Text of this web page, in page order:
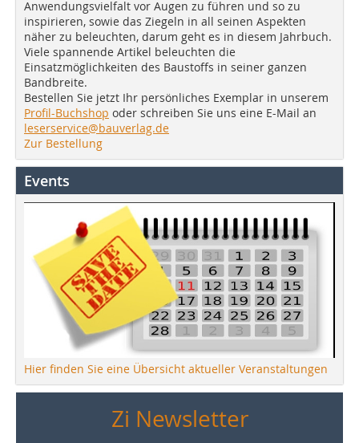
Anwendungsvielfalt vor Augen zu führen und so zu
inspirieren, sowie das Ziegeln in all seinen Aspekten
näher zu beleuchten, darum geht es in diesem Jahrbuch.
Viele spannende Artikel beleuchten die
Einsatzmöglichkeiten des Baustoffs in seiner ganzen
Bandbreite.
Bestellen Sie jetzt Ihr persönliches Exemplar in unserem
Profil-Buchshop oder schreiben Sie uns eine E-Mail an
leserservice@bauverlag.de
Zur Bestellung
Events
Hier finden Sie eine Übersicht aktueller Veranstaltungen
Zi Newsletter